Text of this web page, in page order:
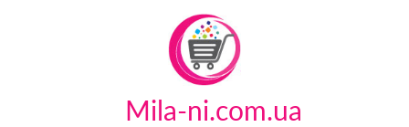
Mila-ni.com.ua